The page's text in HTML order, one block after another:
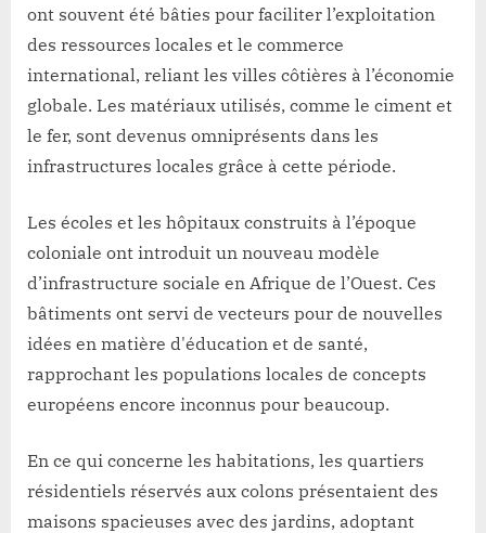
ont souvent été bâties pour faciliter l’exploitation
des ressources locales et le commerce
international, reliant les villes côtières à l’économie
globale. Les matériaux utilisés, comme le ciment et
le fer, sont devenus omniprésents dans les
infrastructures locales grâce à cette période.
Les écoles et les hôpitaux construits à l’époque
coloniale ont introduit un nouveau modèle
d’infrastructure sociale en Afrique de l’Ouest. Ces
bâtiments ont servi de vecteurs pour de nouvelles
idées en matière d'éducation et de santé,
rapprochant les populations locales de concepts
européens encore inconnus pour beaucoup.
En ce qui concerne les habitations, les quartiers
résidentiels réservés aux colons présentaient des
maisons spacieuses avec des jardins, adoptant